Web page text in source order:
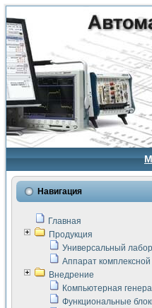
Навигация
Главная
Продукция
Универсальный
Аппарат комплексной
Внедрение
Компьютерная
Функциональные